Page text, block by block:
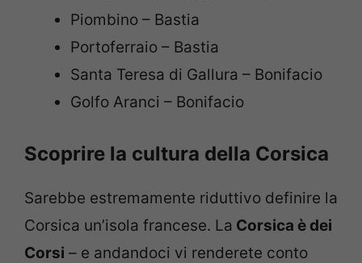
Piombino – Bastia
Portoferraio – Bastia
Santa Teresa di Gallura – Bonifacio
Golfo Aranci – Bonifacio
Scoprire la cultura della Corsica
Sarebbe estremamente riduttivo definire la
Corsica un’isola francese. La Corsica è dei
Corsi – e andandoci vi renderete conto